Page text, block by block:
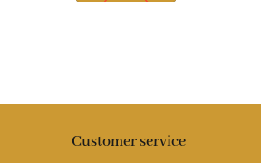
Customer service